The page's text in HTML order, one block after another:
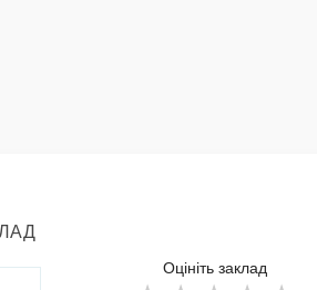
Оцініть заклад